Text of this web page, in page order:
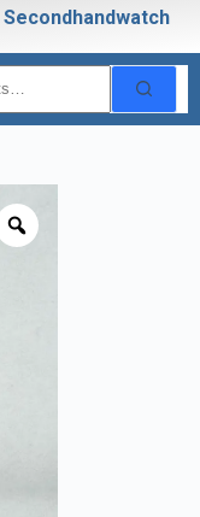
Secondhandwatch